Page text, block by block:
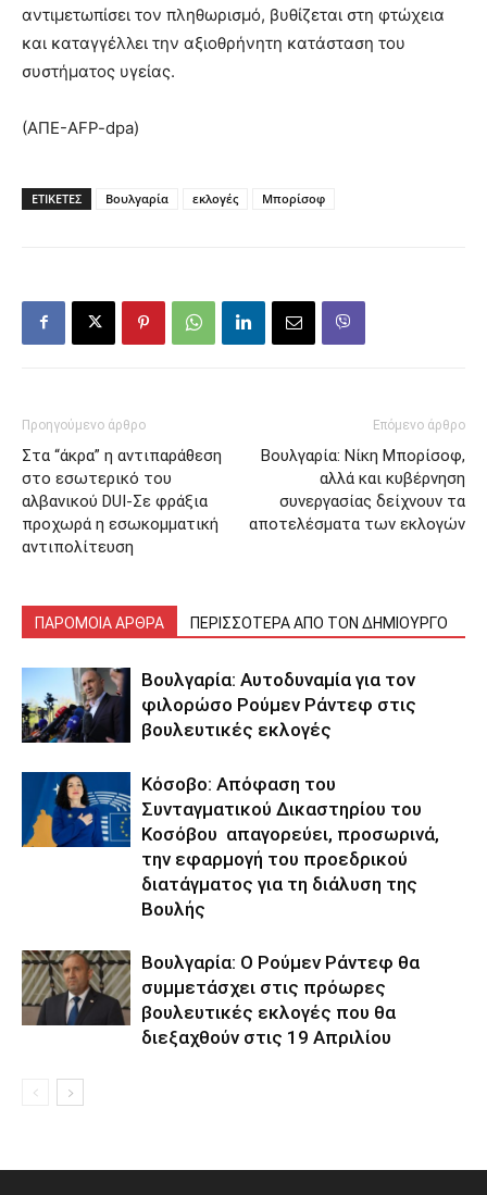
αντιμετωπίσει τον πληθωρισμό, βυθίζεται στη φτώχεια
και καταγγέλλει την αξιοθρήνητη κατάσταση του
συστήματος υγείας.
(ΑΠΕ-AFP-dpa)
ΕΤΙΚΕΤΕΣ Βουλγαρία εκλογές Μπορίσοφ
Προηγούμενο άρθρο
Στα “άκρα” η αντιπαράθεση
στο εσωτερικό του
αλβανικού DUI-Σε φράξια
προχωρά η εσωκομματική
αντιπολίτευση
Επόμενο άρθρο
Βουλγαρία: Νίκη Μπορίσοφ,
αλλά και κυβέρνηση
συνεργασίας δείχνουν τα
αποτελέσματα των εκλογών
ΠΑΡΟΜΟΙΑ ΑΡΘΡΑ ΠΕΡΙΣΣΟΤΕΡΑ ΑΠΟ ΤΟΝ ΔΗΜΙΟΥΡΓΟ
Βουλγαρία: Αυτοδυναμία για τον
φιλορώσο Ρούμεν Ράντεφ στις
βουλευτικές εκλογές
Κόσοβο: Απόφαση του
Συνταγματικού Δικαστηρίου του
Κοσόβου απαγορεύει, προσωρινά,
την εφαρμογή του προεδρικού
διατάγματος για τη διάλυση της
Βουλής
Βουλγαρία: Ο Ρούμεν Ράντεφ θα
συμμετάσχει στις πρόωρες
βουλευτικές εκλογές που θα
διεξαχθούν στις 19 Απριλίου